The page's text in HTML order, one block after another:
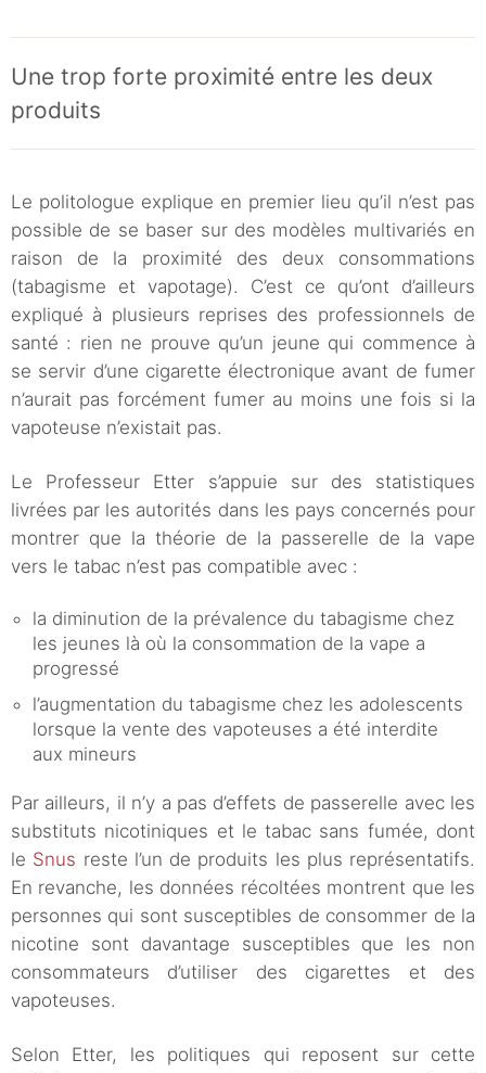
Une trop forte proximité entre les deux
produits
Le politologue explique en premier lieu qu’il n’est pas
possible de se baser sur des modèles multivariés en
raison de la proximité des deux consommations
(tabagisme et vapotage). C’est ce qu’ont d’ailleurs
expliqué à plusieurs reprises des professionnels de
santé : rien ne prouve qu’un jeune qui commence à
se servir d’une cigarette électronique avant de fumer
n’aurait pas forcément fumer au moins une fois si la
vapoteuse n’existait pas.
Le Professeur Etter s’appuie sur des statistiques
livrées par les autorités dans les pays concernés pour
montrer que la théorie de la passerelle de la vape
vers le tabac n’est pas compatible avec :
la diminution de la prévalence du tabagisme chez
les jeunes là où la consommation de la vape a
progressé
l’augmentation du tabagisme chez les adolescents
lorsque la vente des vapoteuses a été interdite
aux mineurs
Par ailleurs, il n’y a pas d’effets de passerelle avec les
substituts nicotiniques et le tabac sans fumée, dont
le Snus reste l’un de produits les plus représentatifs.
En revanche, les données récoltées montrent que les
personnes qui sont susceptibles de consommer de la
nicotine sont davantage susceptibles que les non
consommateurs d’utiliser des cigarettes et des
vapoteuses.
Selon Etter, les politiques qui reposent sur cette